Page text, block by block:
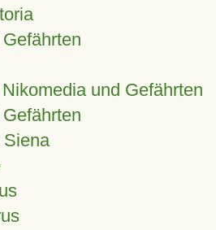
und Gefährten
Siena